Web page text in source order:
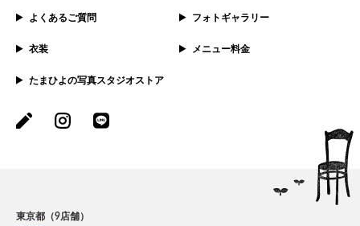
よくあるご質問 フォトギャラリー
衣装 メニュー料金
たまひよの写真スタジオストア
東京都（9店舗）